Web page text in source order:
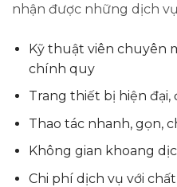
nhận được những dịch
Kỹ thuật viên chuyên
chính quy
Trang thiết bị hiện đại,
Thao tác nhanh, gọn,
Không gian khoang
Chi phí dịch vụ với